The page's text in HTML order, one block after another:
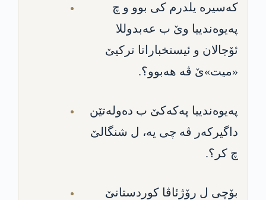
كه‌سیره‌ یلدرم كی بوو و چ
په‌یوه‌ندییا وێ ب عه‌بدوللا
ئۆجا‌لان و ئیستخباراتا تركیێ
«میت»ێ ڤه‌ هه‌بوو؟.
په‌یوه‌ندییا په‌كه‌كێ ب ده‌وله‌تێن
داگیركه‌ر ڤه‌ چی یه‌، ل شنگالێ
چ كر؟.
بۆچی ل رۆژئاڤا كوردستانێ